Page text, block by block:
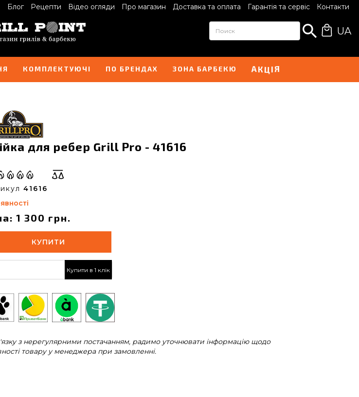
Блог Рецепти Відео огляди Про магазин Доставка та оплата Гарантія та сервіс Контакти
UA
КОМПЛЕКТУЮЧІ ПО БРЕНДАХ ЗОНА БАРБЕКЮ АКЦІЯ
для ребер Grill Pro - 41616
41616
1 300 грн.
КУПИТИ
Купити в 1 клік
з нерегулярними постачанням, радимо уточнювати інформацію щодо
товару у менеджера при замовленні.